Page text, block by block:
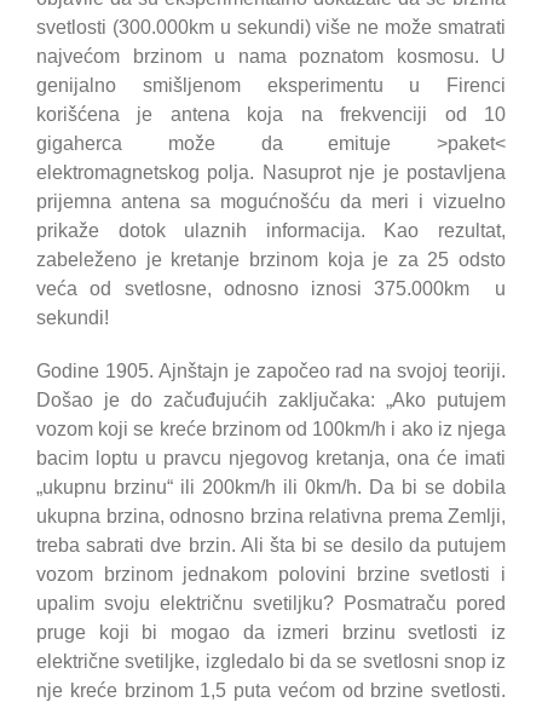
svetlosti (300.000km u sekundi) više ne može smatrati
najvećom brzinom u nama poznatom kosmosu. U
genijalno smišljenom eksperimentu u Firenci
korišćena je antena koja na frekvenciji od 10
gigaherca može da emituje >paket<
elektromagnetskog polja. Nasuprot nje je postavljena
prijemna antena sa mogućnošću da meri i vizuelno
prikaže dotok ulaznih informacija. Kao rezultat,
zabeleženo je kretanje brzinom koja je za 25 odsto
veća od svetlosne, odnosno iznosi 375.000km u
sekundi!
Godine 1905. Ajnštajn je započeo rad na svojoj teoriji.
Došao je do začuđujućih zaključaka: „Ako putujem
vozom koji se kreće brzinom od 100km/h i ako iz njega
bacim loptu u pravcu njegovog kretanja, ona će imati
„ukupnu brzinu“ ili 200km/h ili 0km/h. Da bi se dobila
ukupna brzina, odnosno brzina relativna prema Zemlji,
treba sabrati dve brzin. Ali šta bi se desilo da putujem
vozom brzinom jednakom polovini brzine svetlosti i
upalim svoju električnu svetiljku? Posmatraču pored
pruge koji bi mogao da izmeri brzinu svetlosti iz
električne svetiljke, izgledalo bi da se svetlosni snop iz
nje kreće brzinom 1,5 puta većom od brzine svetlosti.